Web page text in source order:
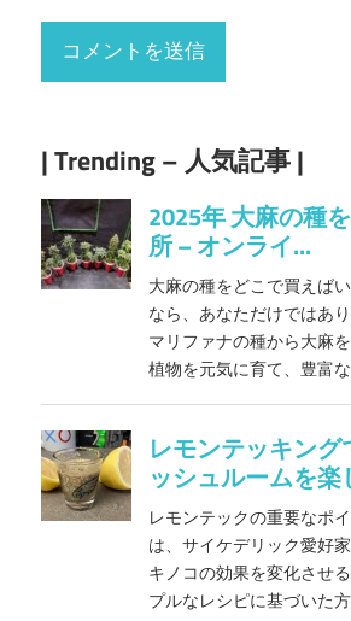
| Trending – 人気記事 |